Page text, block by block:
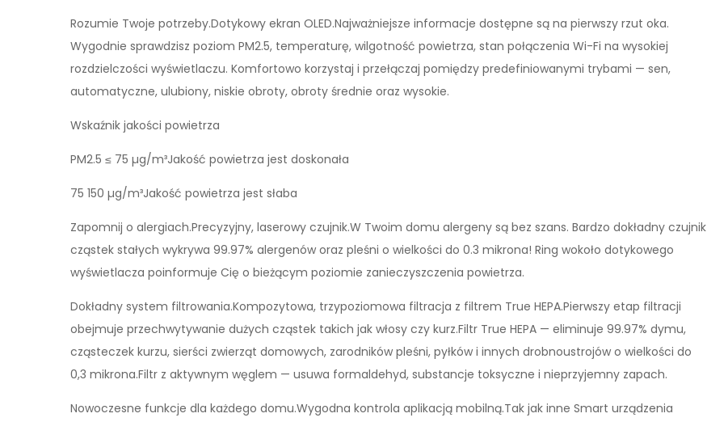
Rozumie Twoje potrzeby.Dotykowy ekran OLED.Najważniejsze informacje dostępne są na pierwszy rzut oka.
Wygodnie sprawdzisz poziom PM2.5, temperaturę, wilgotność powietrza, stan połączenia Wi-Fi na wysokiej
rozdzielczości wyświetlaczu. Komfortowo korzystaj i przełączaj pomiędzy predefiniowanymi trybami — sen,
automatyczne, ulubiony, niskie obroty, obroty średnie oraz wysokie.
Wskaźnik jakości powietrza
PM2.5 ≤ 75 µg/m³Jakość powietrza jest doskonała
75 150 µg/m³Jakość powietrza jest słaba
Zapomnij o alergiach.Precyzyjny, laserowy czujnik.W Twoim domu alergeny są bez szans. Bardzo dokładny czujnik
cząstek stałych wykrywa 99.97% alergenów oraz pleśni o wielkości do 0.3 mikrona! Ring wokoło dotykowego
wyświetlacza poinformuje Cię o bieżącym poziomie zanieczyszczenia powietrza.
Dokładny system filtrowania.Kompozytowa, trzypoziomowa filtracja z filtrem True HEPA.Pierwszy etap filtracji
obejmuje przechwytywanie dużych cząstek takich jak włosy czy kurz.Filtr True HEPA — eliminuje 99.97% dymu,
cząsteczek kurzu, sierści zwierząt domowych, zarodników pleśni, pyłków i innych drobnoustrojów o wielkości do
0,3 mikrona.Filtr z aktywnym węglem — usuwa formaldehyd, substancje toksyczne i nieprzyjemny zapach.
Nowoczesne funkcje dla każdego domu.Wygodna kontrola aplikacją mobilną.Tak jak inne Smart urządzenia